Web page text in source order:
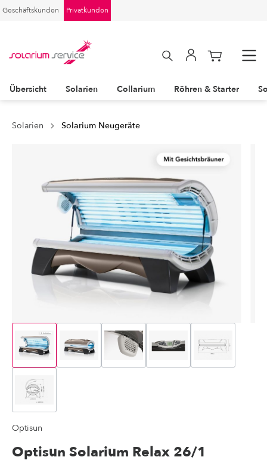
Geschäftskunden Privatkunden
Übersicht Solarien Collarium Röhren & Starter
Solarien Solarium Neugeräte
Optisun
Optisun Solarium Relax 26/1